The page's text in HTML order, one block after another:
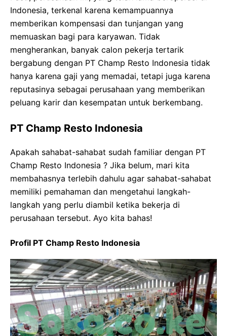
Indonesia, terkenal karena kemampuannya
memberikan kompensasi dan tunjangan yang
memuaskan bagi para karyawan. Tidak
mengherankan, banyak calon pekerja tertarik
bergabung dengan PT Champ Resto Indonesia tidak
hanya karena gaji yang memadai, tetapi juga karena
reputasinya sebagai perusahaan yang memberikan
peluang karir dan kesempatan untuk berkembang.
PT Champ Resto Indonesia
Apakah sahabat-sahabat sudah familiar dengan PT
Champ Resto Indonesia ? Jika belum, mari kita
membahasnya terlebih dahulu agar sahabat-sahabat
memiliki pemahaman dan mengetahui langkah-
langkah yang perlu diambil ketika bekerja di
perusahaan tersebut. Ayo kita bahas!
Profil PT Champ Resto Indonesia